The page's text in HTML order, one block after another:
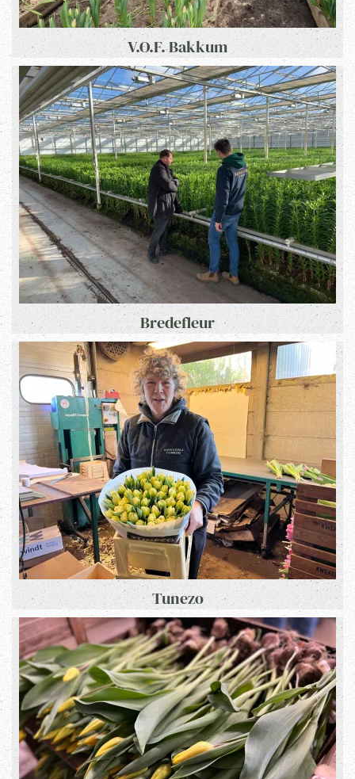
V.O.F. Bakkum
Bredefleur
Tunezo